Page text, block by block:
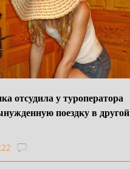
отсудила у туроператора
поездку в другой